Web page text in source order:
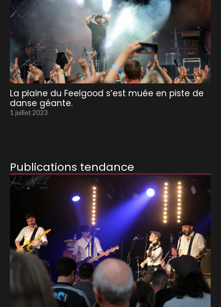
La plaine du Feelgood s’est muée en piste de
danse géante.
1 juillet 2023
Publications tendance